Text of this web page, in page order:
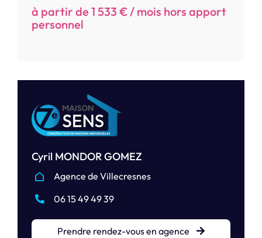
à partir de 1 533 € / mois hors apport
personnel
Cyril MONDOR GOMEZ
Agence de Villecresnes
06 15 49 49 39
Prendre rendez-vous en agence